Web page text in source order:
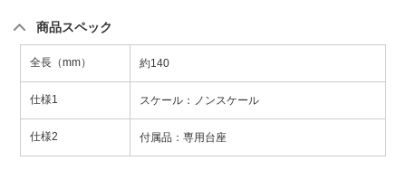
商品スペック
全長（mm） 約140
仕様1 スケール：ノンスケール
仕様2 付属品：専用台座